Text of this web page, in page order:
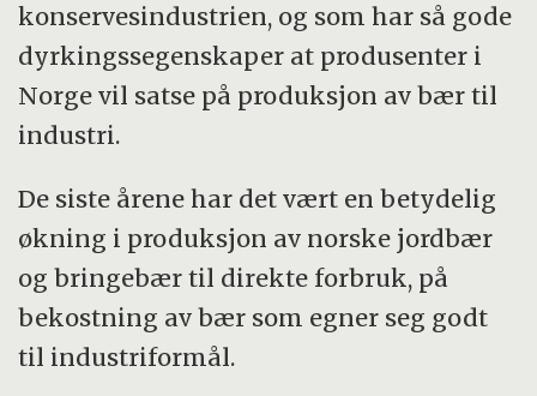
konservesindustrien, og som har så gode
dyrkingssegenskaper at produsenter i
Norge vil satse på produksjon av bær til
industri.
De siste årene har det vært en betydelig
økning i produksjon av norske jordbær
og bringebær til direkte forbruk, på
bekostning av bær som egner seg godt
til industriformål.